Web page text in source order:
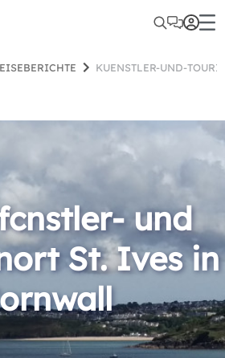
REISEBERICHTE KUENSTLER-UND-
und
St. Ives in